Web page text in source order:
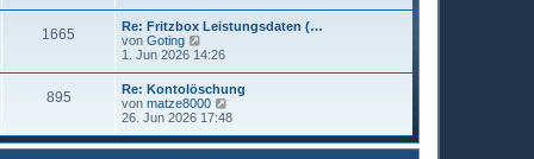
e
s
t
e
r
B
e
i
t
r
1665
Re: Fritzbox Leistungsdaten (…
von Goting
e
s
t
e
r
B
1. Jun 2026 14:26
895
Re: Kontolöschung
von matze8000
e
e
26. Jun 2026 17:48